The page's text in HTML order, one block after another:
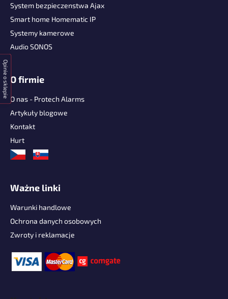
Opinie o sklepie
System bezpieczenstwa Ajax
Smart home Homematic IP
Systemy kamerowe
Audio SONOS
O firmie
O nas - Protech Alarms
Artykuły blogowe
Kontakt
Hurt
Ważne linki
Warunki handlowe
Ochrona danych osobowych
Zwroty i reklamacje